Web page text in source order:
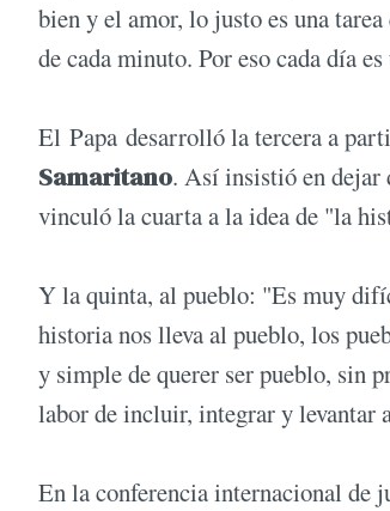
bien y el amor, lo justo es una
de cada minuto. Por eso cada día
El Papa desarrolló la tercera a
Samaritano. Así insistió en dejar
vinculó la cuarta a la idea de "la
Y la quinta, al pueblo: "Es muy
historia nos lleva al pueblo, los
y simple de querer ser pueblo, sin
labor de incluir, integrar y levantar
En la conferencia internacional de